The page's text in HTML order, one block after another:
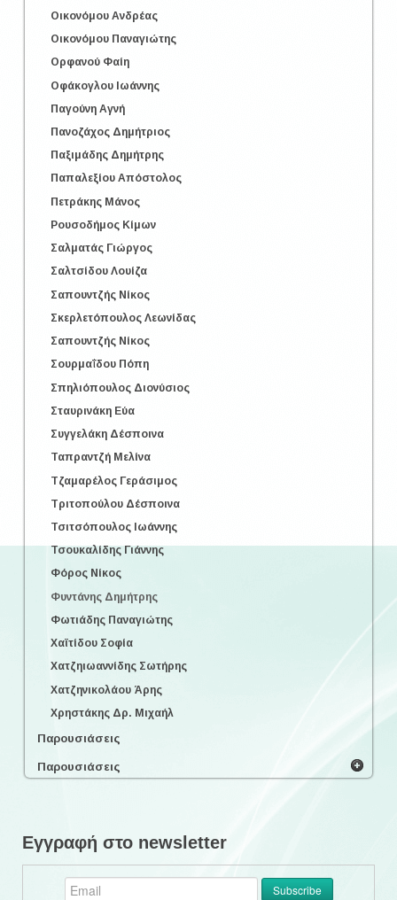
Οικονόμου Ανδρέας
Οικονόμου Παναγιώτης
Ορφανού Φαίη
Οφάκογλου Ιωάννης
Παγούνη Αγνή
Πανοζάχος Δημήτριος
Παξιμάδης Δημήτρης
Παπαλεξίου Απόστολος
Πετράκης Μάνος
Ρουσοδήμος Κίμων
Σαλματάς Γιώργος
Σαλτσίδου Λουίζα
Σαπουντζής Νίκος
Σκερλετόπουλος Λεωνίδας
Σαπουντζής Νίκος
Σουρμαΐδου Πόπη
Σπηλιόπουλος Διονύσιος
Σταυρινάκη Εύα
Συγγελάκη Δέσποινα
Ταπραντζή Μελίνα
Τζαμαρέλος Γεράσιμος
Τριτοπούλου Δέσποινα
Τσιτσόπουλος Ιωάννης
Τσουκαλίδης Γιάννης
Φόρος Νίκος
Φυντάνης Δημήτρης
Φωτιάδης Παναγιώτης
Χαϊτίδου Σοφία
Χατζηιωαννίδης Σωτήρης
Χατζηνικολάου Άρης
Χρηστάκης Δρ. Μιχαήλ
Παρουσιάσεις
Παρουσιάσεις
Εγγραφή στο newsletter